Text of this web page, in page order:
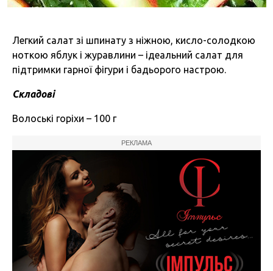
Легкий салат зі шпинату з ніжною, кисло-солодкою
ноткою яблук і журавлини – ідеальний салат для
підтримки гарної фігури і бадьорого настрою.
Складові
Волоські горіхи – 100 г
РЕКЛАМА